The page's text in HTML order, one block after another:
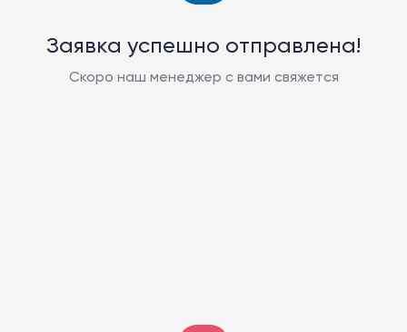
Заявка успешно отправлена!
Скоро наш менеджер с вами свяжется